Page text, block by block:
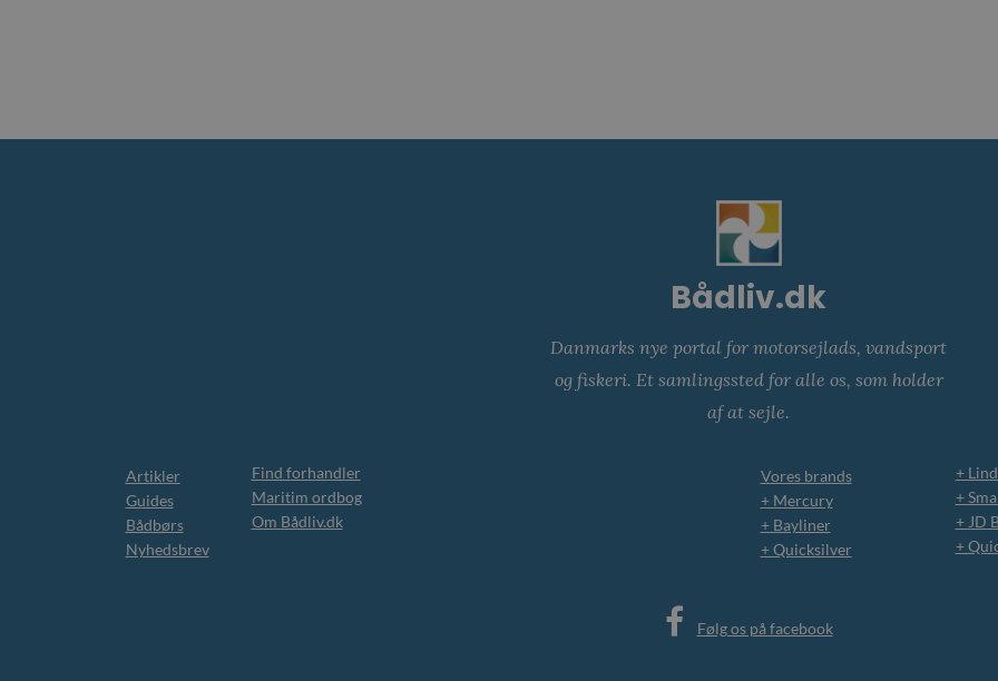
Bådliv.dk
Danmarks nye portal for motorsejlads, vandsport
og fiskeri. Et samlingssted for alle os, som holder
af at sejle.
Artikler
Guides
Bådbørs
Nyhedsbrev
Find forhandler
Maritim ordbog
Om Bådliv.dk
Vores brands
+ Mercury
+ Bayliner
+ Quicksilver
+
+
+ JD
+
Følg os på facebook